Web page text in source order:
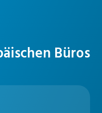
Büros